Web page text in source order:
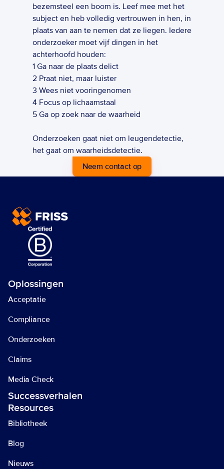
bezemsteel een boom is. Leef mee met het
subject en heb volledig vertrouwen in hen, in
plaats van aan te nemen dat ze liegen. Iedere
onderzoeker moet vijf dingen in het
5 Ga op zoek naar de waarheid
Onderzoeken gaat niet om leugendetectie,
het gaat om waarheidsdetectie.
Neem contact op
Oplossingen
Acceptatie
Compliance
Onderzoeken
Claims
Media Check
Successverhalen
Resources
Bibliotheek
Blog
Nieuws